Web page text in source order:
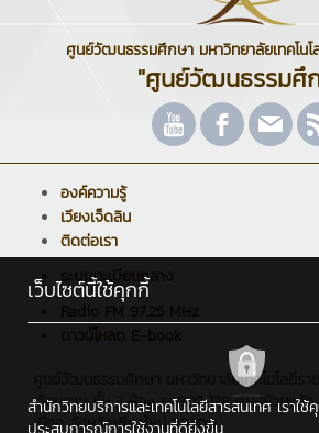
ศูนย์วัฒนธรรมศึกษา มหาวิทยาลัยเทคโนโ
"ศูนย์วัฒนธรรมศึ
องค์ความรู้
เวียงเจ็ดลิน
ติดต่อเรา
ระบบทะเบียนกลาง
Radio FM 97.25 MHz
ดาวน์โหลด E-book
ศูนย์วัฒนธรรมศึกษา มหาวิทยาลัยเทคโนโลยีรา
เรียนรวม ชั้น 3 ห้อง รร.307 128 ถนนห้วยแก้ว
เมือง จังหวัดเชียงใหม่ 50300
เว็บไซต์นี้ใช้คุกกี้
สำนักวิทยบริการและเทคโนโลยีสารสนเทศ เราใ